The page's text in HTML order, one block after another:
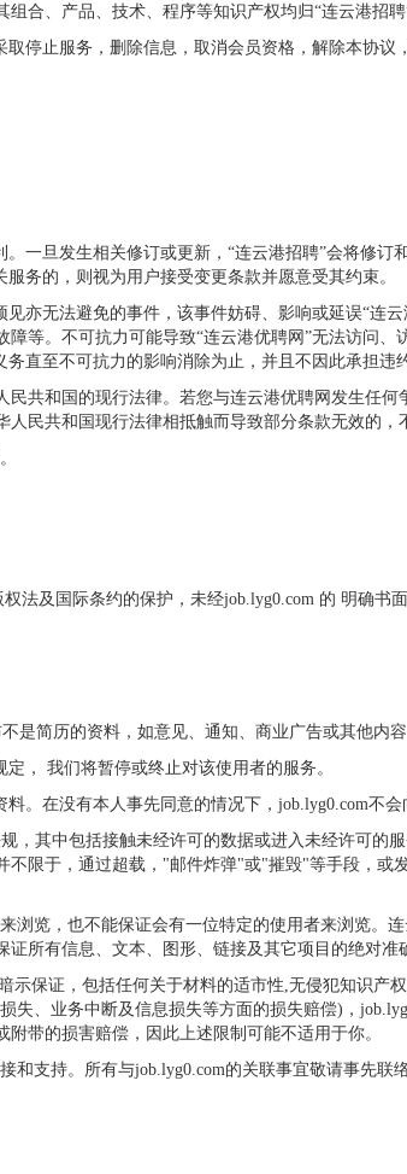
合、产品、技术、程序等知识产权均归“连云港招聘
取停止服务，删除信息，取消会员资格，解除本协
一旦发生相关修订或更新，“连云港招聘”会将修订
务的，则视为用户接受变更条款并愿意受其约束。
亦无法避免的事件，该事件妨碍、影响或延误“连
等。不可抗力可能导致“连云港优聘网”无法访问
直至不可抗力的影响消除为止，并且不因此承担违
共和国的现行法律。若您与连云港优聘网发生任
民共和国现行法律相抵触而导致部分条款无效的，
法及国际条约的保护，未经job.lyg0.com 的 明确
是简历的资料，如意见、通知、商业广告或其他内容
， 我们将暂停或终止对该使用者的服务。
。在没有本人事先同意的情况下，job.lyg0.com不
，其中包括接触未经许可的数据或进入未经许可的
限于，通过超载，"邮件炸弹"或"摧毁"等手段，或
浏览，也不能保证会有一位特定的使用者来浏览。
所有信息、文本、图形、链接及其它项目的绝对准
保证，包括任何关于材料的适市性,无侵犯知识产
、业务中断及信息损失等方面的损失赔偿)，
带的损害赔偿，因此上述限制可能不适用于你。
和支持。所有与job.lyg0.com的关联事宜敬请事先